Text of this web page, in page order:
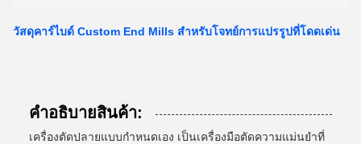
วัสดุคาร์ไบด์ Custom End Mills สําหรับโจทย์การแปรรูปที่โดดเด่น
คําอธิบายสินค้า:
เครื่องตัดปลายแบบกําหนดเอง เป็นเครื่องมือตัดความแม่นยําที่